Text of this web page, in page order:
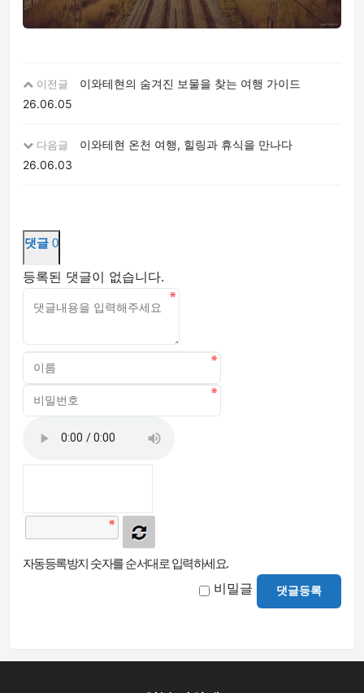
이전글
이와테현의 숨겨진 보물을 찾는 여행 가이드
26.06.05
다음글
이와테현 온천 여행, 힐링과 휴식을 만나다
26.06.03
댓글 0
등록된 댓글이 없습니다.
자동등록방지 숫자를 순서대로 입력하세요.
비밀글 댓글등록